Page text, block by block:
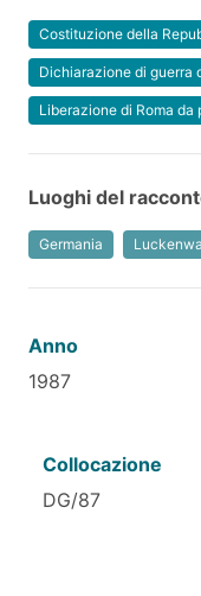
Costituzione della
Dichiarazione di guerra
Liberazione di Roma da
Luoghi del
Germania
Anno
1987
Collocazione
DG/87